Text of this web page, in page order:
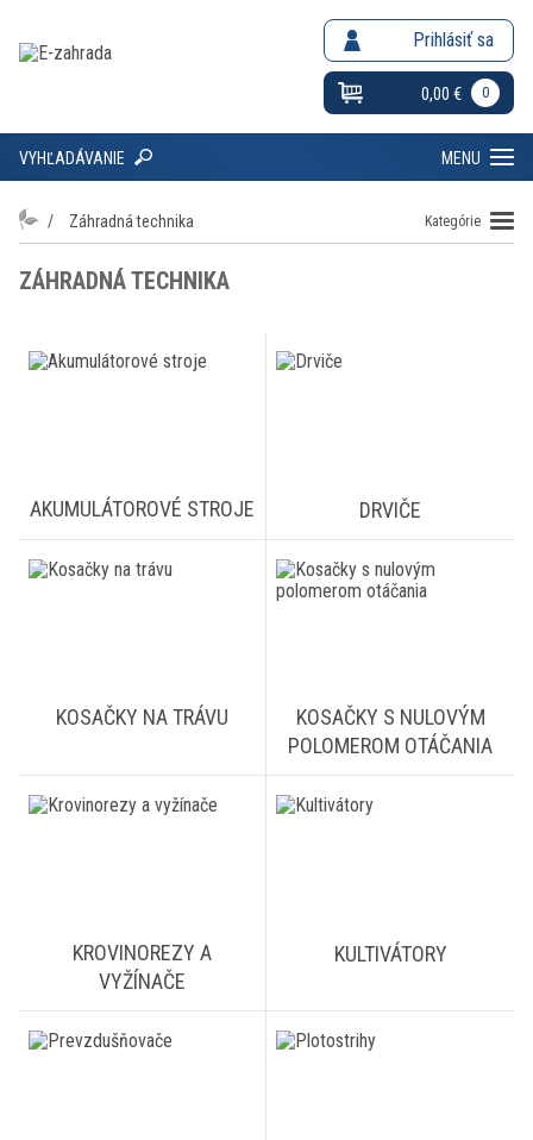
Prihlásiť sa
0,00 € 0
VYHĽADÁVANIE MENU
Záhradná technika Kategórie
ZÁHRADNÁ TECHNIKA
AKUMULÁTOROVÉ STROJE DRVIČE
KOSAČKY NA TRÁVU
KOSAČKY S NULOVÝM
POLOMEROM OTÁČANIA
KROVINOREZY A
VYŽÍNAČE
KULTIVÁTORY